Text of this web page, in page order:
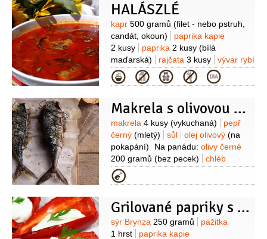
kadeřavá/kudrnka
(drcený - nemusí být)
HALÁSZLÉ
Suroviny
kapr 500 gramů (filet - nebo pstruh,
candát, okoun)
paprika kapie
2 kusy
paprika 2 kusy (bílá
maďarská)
rajčata 3 kusy
vývar rybí
1,5 litru
cibule2 kusy
(střední)
bobkový list1 kus
paprika
podle chuti)
Kategorie
Makrela s olivovou panádou
Suroviny
makrela 4 kusy (vykuchaná)
pepř
černý (mletý) sůl olej olivový (na
pokapání)
Na panádu: olivy černé
200 gramů (bez pecek)
chléb
toastový
1 decilitr
ančovičky4 kusy
(grilovaná)
česnek
2 stroužky
kapary 1 lžička
oregano
4 snítky
bazalka 6 listů
Kategorie
Grilované papriky s brynzou
Suroviny
sýr Brynza 250 gramů
pažitka
1 hrst
paprika kapie